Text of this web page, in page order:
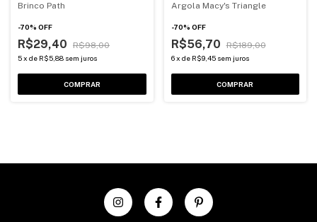
Brinco Path
-70% OFF
R$29,40 R$98,00
5x de R$5,88 sem juros
COMPRAR
Argola Macy's Triangle
-70% OFF
R$56,70 R$189,00
6 x de R$9,45 sem juros
COMPRAR